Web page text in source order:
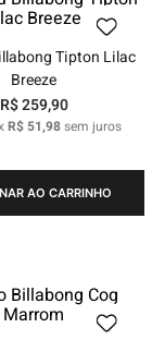
Tipton Lilac
Breeze
R$259,90
R$ 51,98sem juros
AO CARRINHO